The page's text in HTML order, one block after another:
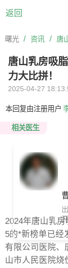
返回
曙光 / 资讯 /
唐山乳房吸
力大比拼！
2025-04-27
本回复由注册用户
相关医生
2024年唐山乳
5的*新榜单已经
有限公司医院、
山市人民医院烧